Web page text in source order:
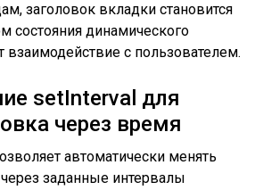
заголовок вкладки становится
состояния динамического
взаимодействие с пользователем.
setInterval для
через время
автоматически менять
заданные интервалы